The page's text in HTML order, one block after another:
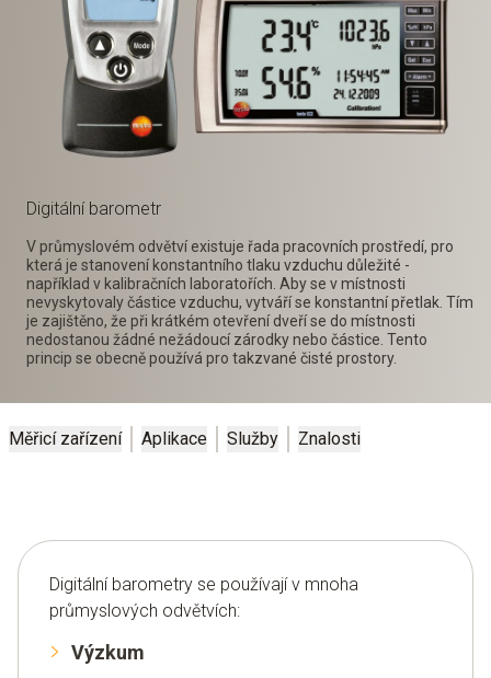
Digitální barometr
V průmyslovém odvětví existuje řada pracovních prostředí, pro
která je stanovení konstantního tlaku vzduchu důležité -
například v kalibračních laboratořích. Aby se v místnosti
nevyskytovaly částice vzduchu, vytváří se konstantní přetlak. Tím
je zajištěno, že při krátkém otevření dveří se do místnosti
nedostanou žádné nežádoucí zárodky nebo částice. Tento
princip se obecně používá pro takzvané čisté prostory.
Měřicí zařízení Aplikace Služby Znalosti
Digitální barometry se používají v mnoha
průmyslových odvětvích:
Výzkum